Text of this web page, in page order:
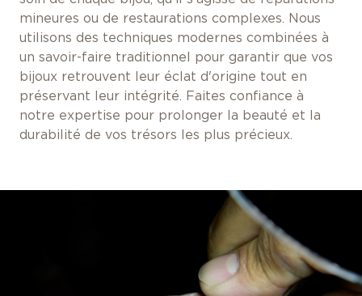
mineures ou de restaurations complexes. Nous
utilisons des techniques modernes combinées à
un savoir-faire traditionnel pour garantir que vos
bijoux retrouvent leur éclat d'origine tout en
préservant leur intégrité. Faites confiance à
notre expertise pour prolonger la beauté et la
durabilité de vos trésors les plus précieux.